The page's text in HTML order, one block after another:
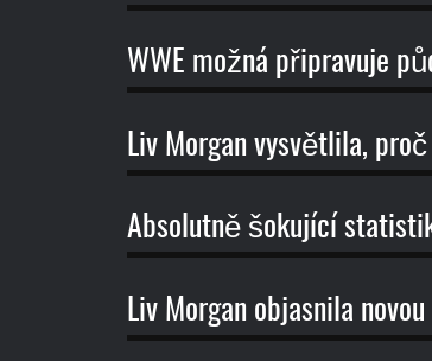
WWE možná připravuje
Liv Morgan vysvětlila,
Absolutně šokující
Liv Morgan objasnila